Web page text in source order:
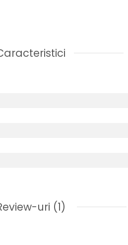
imbunatatire,incaltamintea
si natural si se bucura
uri (1)